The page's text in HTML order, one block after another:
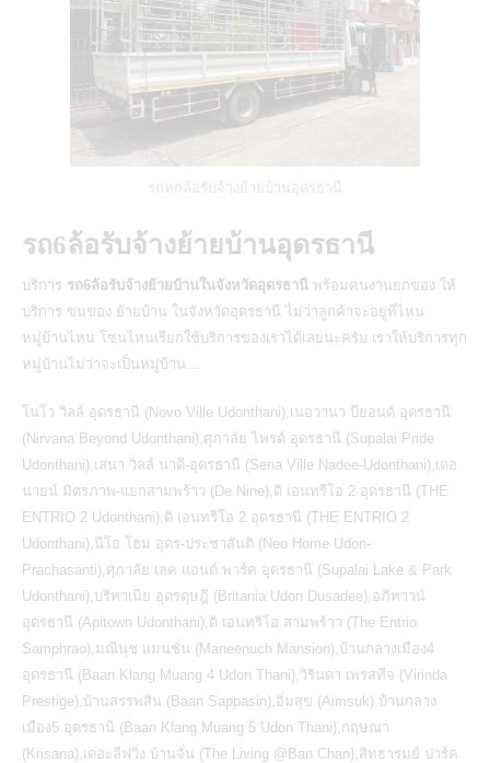
รถหกล้อรับจ้างย้ายบ้านอุดรธานี
รถ6ล้อรับจ้างย้ายบ้านอุดรธานี
บริการ รถ6ล้อรับจ้างย้ายบ้านในจังหวัดอุดรธานี พร้อมคนงานยกของ ให้
บริการ ขนของ ย้ายบ้าน ในจังหวัดอุดรธานี ไม่ว่าลูกค้าจะอยู่ที่ไหน
หมู่บ้านไหน โซนไหนเรียกใช้บริการของเราได้เลยนะครับ เราให้บริการทุก
หมู่บ้านไม่ว่าจะเป็นหมู่บ้าน…
โนโว วิลล์ อุดรธานี (Novo Ville Udonthani),เนอวานา บียอนด์ อุดรธานี
(Nirvana Beyond Udonthani),ศุภาลัย ไพรด์ อุดรธานี (Supalai Pride
Udonthani),เสนา วิลล์ นาดี-อุดรธานี (Sena Ville Nadee-Udonthani),เดอ
นายน์ มิตรภาพ-แยกสามพร้าว (De Nine),ดิ เอนทรีโอ 2 อุดรธานี (THE
ENTRIO 2 Udonthani),ดิ เอนทรีโอ 2 อุดรธานี (THE ENTRIO 2
Udonthani),นีโอ โฮม อุดร-ประชาสันติ (Neo Home Udon-
Prachasanti),ศุภาลัย เลค แอนด์ พาร์ค อุดรธานี (Supalai Lake & Park
Udonthani),บริทาเนีย อุดรดุษฎี (Britania Udon Dusadee),อภิทาวน์
อุดรธานี (Apitown Udonthani),ดิ เอนทริโอ สามพร้าว (The Entrio
Samphrao),มณีนุช แมนชั่น (Maneenuch Mansion),บ้านกลางเมือง4
อุดรธานี (Baan Klang Muang 4 Udon Thani),วิรินดา เพรสทีจ (Virinda
Prestige),บ้านสรรพสิน (Baan Sappasin),อิ่มสุข (Aimsuk),บ้านกลาง
เมือง5 อุดรธานี (Baan Klang Muang 5 Udon Thani),กฤษณา
(Krisana),เดอะลีฟวิ่ง บ้านจั่น (The Living @Ban Chan),สิทธารมย์ ปาร์ค